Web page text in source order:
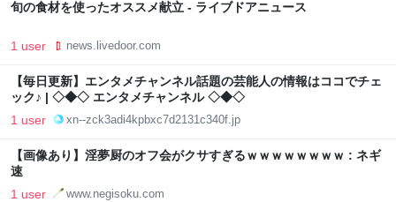
旬の食材を使ったオススメ献立 - ライブドアニュース
1 user news.livedoor.com
【毎日更新】エンタメチャンネル話題の芸能人の情報はココでチェ
ック♪ | ◇◆◇ エンタメチャンネル ◇◆◇
1 user xn--zck3adi4kpbxc7d2131c340f.jp
【画像あり】淫夢厨のオフ会がクサすぎるｗｗｗｗｗｗｗｗ : ネギ
速
1 user www.negisoku.com